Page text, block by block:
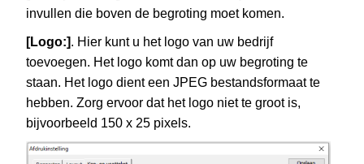
invullen die boven de begroting moet komen.
[Logo:]. Hier kunt u het logo van uw bedrijf
toevoegen. Het logo komt dan op uw begroting te
staan. Het logo dient een JPEG bestandsformaat te
hebben. Zorg ervoor dat het logo niet te groot is,
bijvoorbeeld 150 x 25 pixels.